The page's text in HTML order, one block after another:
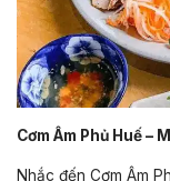
Cơm Âm Phủ Huế –
Nhắc đến Cơm Âm